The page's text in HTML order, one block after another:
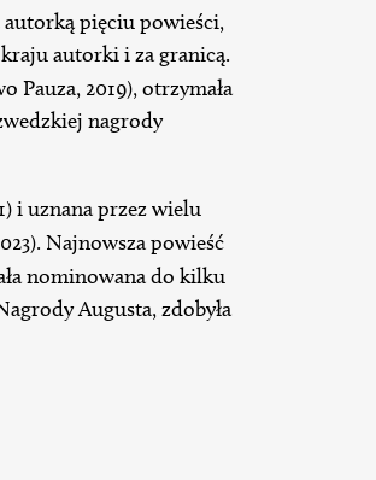
autorką pięciu powieści,
autorki i za granicą.
Pauza, 2019), otrzymała
nagrody
i uznana przez wielu
Najnowsza powieść
nominowana do kilku
Augusta, zdobyła